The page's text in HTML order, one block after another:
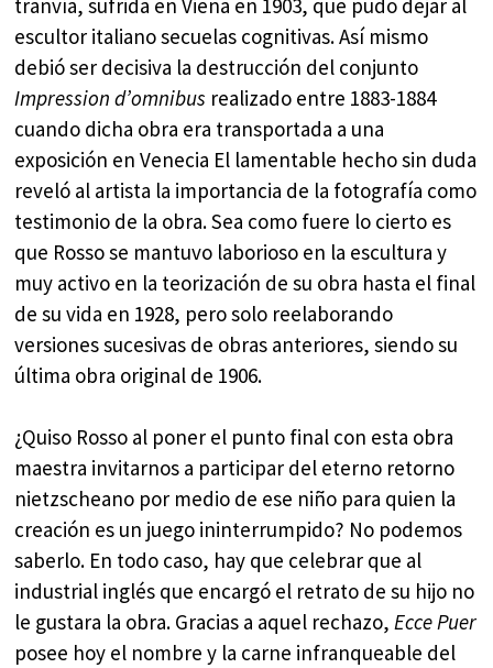
escultor italiano secuelas cognitivas. Así mismo
debió ser decisiva la destrucción del conjunto
Impression d’omnibus realizado entre 1883-1884
cuando dicha obra era transportada a una
exposición en Venecia El lamentable hecho sin duda
reveló al artista la importancia de la fotografía como
testimonio de la obra. Sea como fuere lo cierto es
que Rosso se mantuvo laborioso en la escultura y
muy activo en la teorización de su obra hasta el final
de su vida en 1928, pero solo reelaborando
versiones sucesivas de obras anteriores, siendo su
última obra original de 1906.
¿Quiso Rosso al poner el punto final con esta obra
maestra invitarnos a participar del eterno retorno
nietzscheano por medio de ese niño para quien la
creación es un juego ininterrumpido? No podemos
saberlo. En todo caso, hay que celebrar que al
industrial inglés que encargó el retrato de su hijo no
le gustara la obra. Gracias a aquel rechazo,Ecce Puer
posee hoy el nombre y la carne infranqueable del